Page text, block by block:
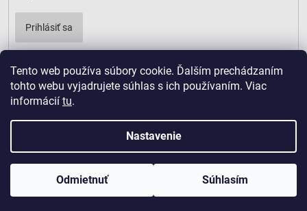
Tento web používa súbory cookie. Ďalším prechádzaním
tohto webu vyjadrujete súhlas s ich používaním. Viac
informácií tu.
Nastavenie
Odmietnuť Súhlasím
Prihlásiť sa
D2solutions
Copyright 2026 . Všetky práva vyhradené.